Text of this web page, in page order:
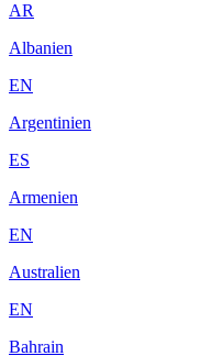
AR
Albanien
EN
Argentinien
ES
Armenien
EN
Australien
EN
Bahrain